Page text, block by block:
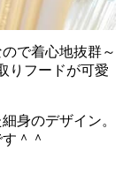
で着心地抜群～
りフードが可愛
身のデザイン。
＾＾